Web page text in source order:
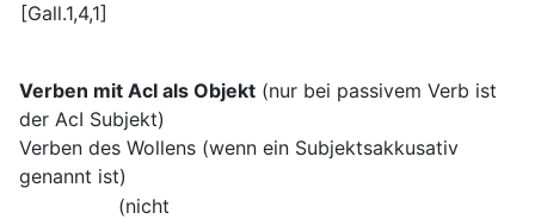
[Gall.1,4,1]
Verben mit AcI als Objekt (nur bei passivem Verb ist
der AcI Subjekt)
Verben des Wollens (wenn ein Subjektsakkusativ
genannt ist)
(nicht